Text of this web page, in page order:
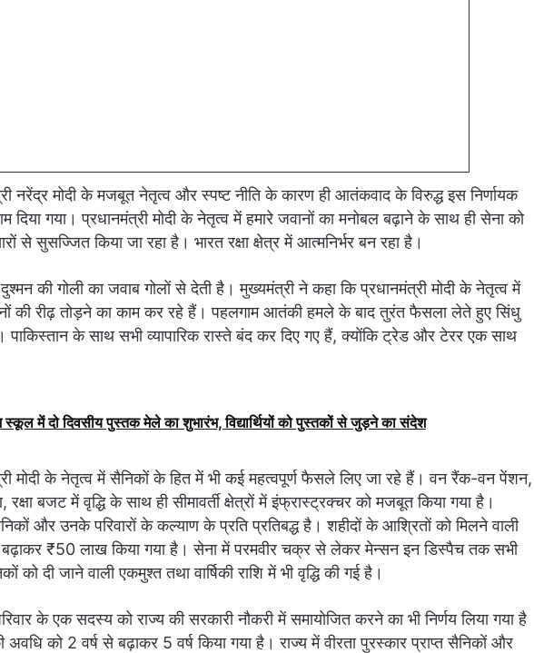
नरेंद्र मोदी के मजबूत नेतृत्व और स्पष्ट नीति के कारण ही आतंकवाद के विरुद्ध इस निर्णायक
दिया गया। प्रधानमंत्री मोदी के नेतृत्व में हमारे जवानों का मनोबल बढ़ाने के साथ ही सेना को
से सुसज्जित किया जा रहा है। भारत रक्षा क्षेत्र में आत्मनिर्भर बन रहा है।
की गोली का जवाब गोलों से देती है। मुख्यमंत्री ने कहा कि प्रधानमंत्री मोदी के नेतृत्व में
की रीढ़ तोड़ने का काम कर रहे हैं। पहलगाम आतंकी हमले के बाद तुरंत फैसला लेते हुए सिंधु
पाकिस्तान के साथ सभी व्यापारिक रास्ते बंद कर दिए गए हैं, क्योंकि ट्रेड और टेरर एक साथ
स्कूल में दो दिवसीय पुस्तक मेले का शुभारंभ, विद्यार्थियों को पुस्तकों से जुड़ने का संदेश
मोदी के नेतृत्व में सैनिकों के हित में भी कई महत्वपूर्ण फैसले लिए जा रहे हैं। वन रैंक-वन पेंशन,
रक्षा बजट में वृद्धि के साथ ही सीमावर्ती क्षेत्रों में इंफ्रास्ट्रक्चर को मजबूत किया गया है।
और उनके परिवारों के कल्याण के प्रति प्रतिबद्ध है। शहीदों के आश्रितों को मिलने वाली
₹50 लाख किया गया है। सेना में परमवीर चक्र से लेकर मेन्सन इन डिस्पैच तक सभी
को दी जाने वाली एकमुश्त तथा वार्षिकी राशि में भी वृद्धि की गई है।
के एक सदस्य को राज्य की सरकारी नौकरी में समायोजित करने का भी निर्णय लिया गया है
को 2 वर्ष से बढ़ाकर 5 वर्ष किया गया है। राज्य में वीरता पुरस्कार प्राप्त सैनिकों और